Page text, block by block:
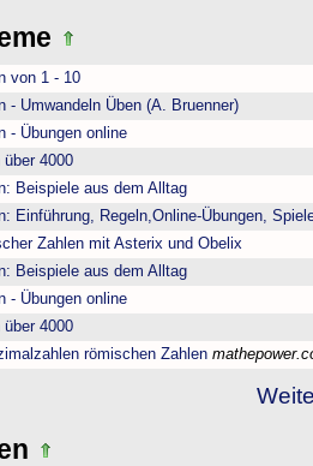
von 1 - 10
- Umwandeln Üben (A. Bruenner)
- Übungen online
4000
Beispiele aus dem Alltag
Einführung, Regeln,Online-Übungen,
Zahlen mit Asterix und Obelix
Beispiele aus dem Alltag
- Übungen online
4000
römischen Zahlen